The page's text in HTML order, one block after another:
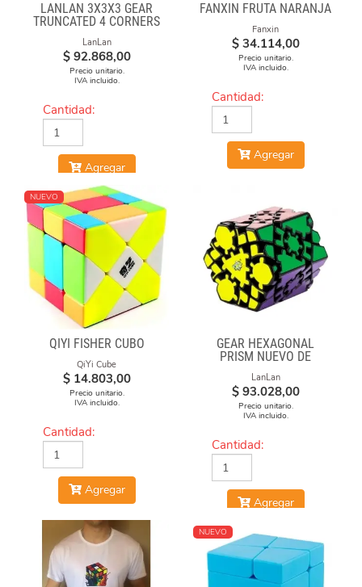
LANLAN 3X3X3 GEAR
TRUNCATED 4 CORNERS
LanLan
$ 92.868,00
Precio unitario.
IVA incluido.
Cantidad:
Agregar
FANXIN FRUTA NARANJA
Fanxin
$ 34.114,00
Precio unitario.
IVA incluido.
Cantidad:
Agregar
NUEVO
QIYI FISHER CUBO
QiYi Cube
$ 14.803,00
Precio unitario.
IVA incluido.
Cantidad:
Agregar
GEAR HEXAGONAL
PRISM NUEVO DE
LANLAN
LanLan
$ 93.028,00
Precio unitario.
IVA incluido.
Cantidad:
Agregar
NUEVO